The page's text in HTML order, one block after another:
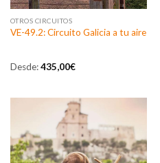
OTROS CIRCUITOS
VE-49.2: Circuito Galicia a tu aire
Desde:435,00€